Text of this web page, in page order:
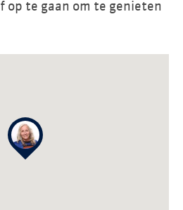
op te gaan om te genieten